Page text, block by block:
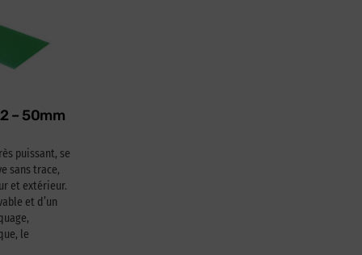
– 50mm
puissant, se
sans trace,
et extérieur.
et d’un
le